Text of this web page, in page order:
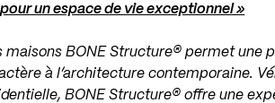
un espace de vie exceptionnel »
maisons BONE Structure® permet une
à l’architecture contemporaine.
BONE Structure® offre une